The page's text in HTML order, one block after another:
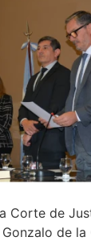
Corte de
de